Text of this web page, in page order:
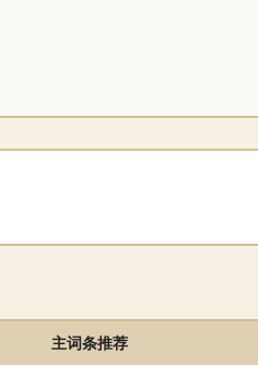
主词条推荐